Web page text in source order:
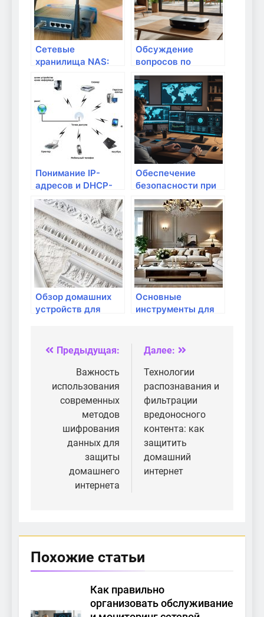
Сетевые
хранилища NAS:
особенности и
функции
Обсуждение
вопросов по
работоспособности
запланированных
серверов
Понимание IP-
адресов и DHCP-
серверов
Обеспечение
безопасности при
использовании
облачных сервисов
в домашних
условиях: советы и
практики
Обзор домашних
устройств для
Основные
инструменты для
условиях
Навигация
записям
Предыдущая:
Важность
использования
современных
методов
шифрования
данных для
защиты
домашнего
интернета
Далее:
Технологии
распознавания и
фильтрации
вредоносного
контента: как
защитить
домашний
интернет
Похожие статьи
Как правильно
организовать обслуживание